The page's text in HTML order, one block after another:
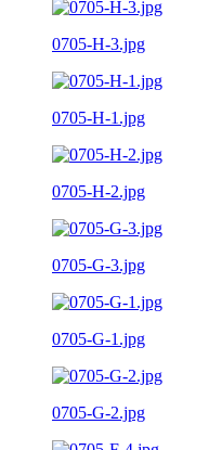
0705-H-3.jpg
0705-H-1.jpg
0705-H-2.jpg
0705-G-3.jpg
0705-G-1.jpg
0705-G-2.jpg